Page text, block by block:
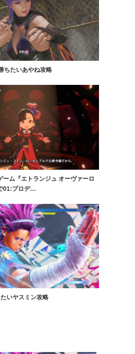
ちたいあやね攻略
ーム『エトランジュ オーヴァーロ
01:プロデ…
たいヤスミン攻略